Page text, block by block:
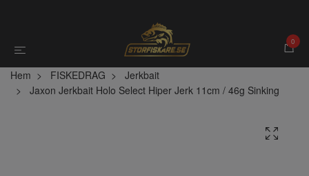
0
Hem FISKEDRAG
Jerkbait
Jaxon Jerkbait Holo Select Hiper Jerk 11cm / 46g Sinking